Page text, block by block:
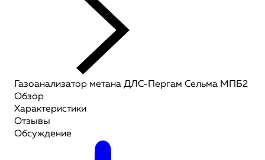
Газоанализатор метана ДЛС-Пергам Сельма МПБ2
Обзор
Характеристики
Отзывы
Обсуждение